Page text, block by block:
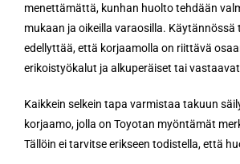
menettämättä, kunhan huolto tehdään
mukaan ja oikeilla varaosilla. Käytännössä
edellyttää, että korjaamolla on riittävä
erikoistyökalut ja alkuperäiset tai
Kaikkein selkein tapa varmistaa takuun
korjaamo, jolla on Toyotan myöntämät
Tällöin ei tarvitse erikseen todistella, että